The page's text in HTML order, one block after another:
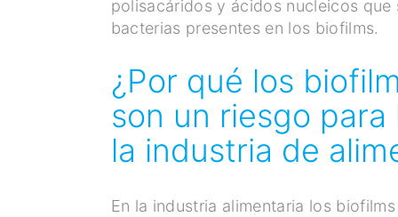
polisacáridos y ácidos nucleicos
bacterias presentes en los biofilms.
¿Por qué los
son un riesgo
la industria de
En la industria alimentaria los